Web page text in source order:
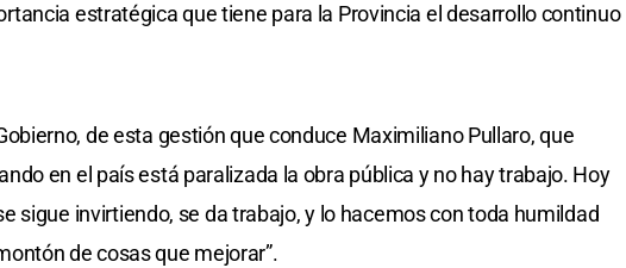
estratégica que tiene para la Provincia el desarrollo continuo
de esta gestión que conduce Maximiliano Pullaro, que
en el país está paralizada la obra pública y no hay trabajo. Hoy
sigue invirtiendo, se da trabajo, y lo hacemos con toda humildad
de cosas que mejorar”.